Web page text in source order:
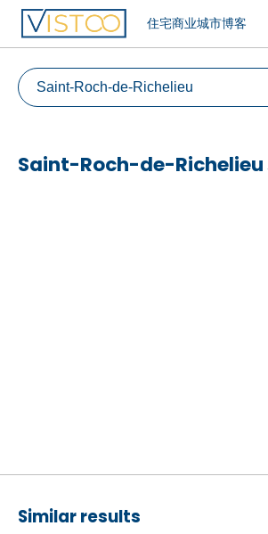
住宅商业城市博客
Saint-Roch-de-Richelieu
Similar results